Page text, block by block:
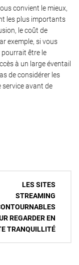
convient le mieux,
les plus importants
le coût de
exemple, si vous
pourrait être le
à un large éventail
de considérer les
service avant de
LES SITES
STREAMING
REGARDER EN
TRANQUILLITÉ